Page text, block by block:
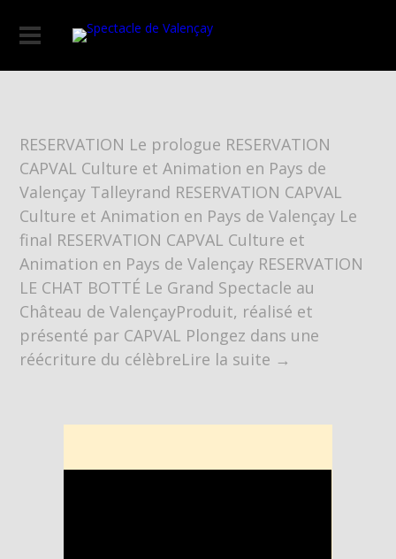
RESERVATION Le prologue RESERVATION
CAPVAL Culture et Animation en Pays de
Valençay Talleyrand RESERVATION CAPVAL
Culture et Animation en Pays de Valençay Le
final RESERVATION CAPVAL Culture et
Animation en Pays de Valençay RESERVATION
LE CHAT BOTTÉ Le Grand Spectacle au
Château de ValençayProduit, réalisé et
présenté par CAPVAL Plongez dans une
réécriture du célèbreLire la suite →